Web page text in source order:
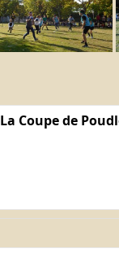
La Coupe de